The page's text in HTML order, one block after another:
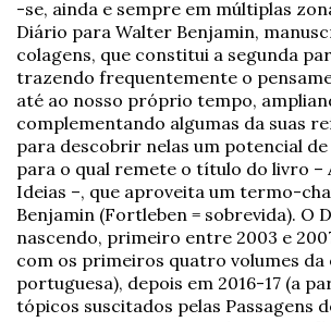
-se, ainda e sempre em múltiplas
Diário para Walter Benjamin,
colagens, que constitui a segunda
trazendo frequentemente o
até ao nosso próprio tempo,
complementando algumas da suas
para descobrir nelas um potencial
para o qual remete o título do livro –
Ideias –, que aproveita um termo-
Benjamin (Fortleben = sobrevida). O
nascendo, primeiro entre 2003 e
com os primeiros quatro volumes da
portuguesa), depois em 2016-17 (a
tópicos suscitados pelas Passagens